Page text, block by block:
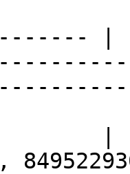
|
|